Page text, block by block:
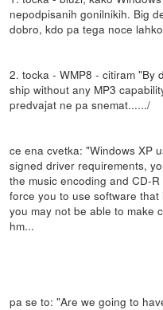
nepodpisanih gonilnikih. Big
dobro, kdo pa tega noce
2. tocka - WMP8 - citiram "By
ship without any MP3
predvajat ne pa snemat....../
ce ena cvetka: "Windows XP
signed driver requirements,
the music encoding and CD-
force you to use software
you may not be able to make
hm...
pa se to: "Are we going to